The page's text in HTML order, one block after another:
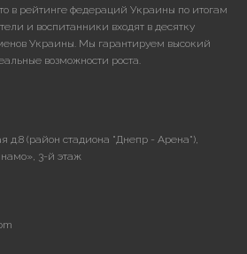
в рейтинге федераций Украины по итогам
и воспитанники входят в десятку
Украины. Мы гарантируем высокий
возможности роста.
д.8 (район стадиона "Днепр - Арена"),
3-й этаж